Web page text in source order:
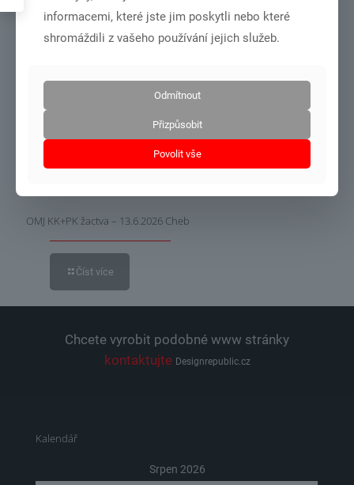
OMJ KK+PK žactva – 13.6.2026 Cheb
Číst více
Chcete vyrobit podobné www stránky
kontaktujte Designrepublic.cz
Kalendář
Srpen 2026
informacemi, které jste jim poskytli nebo které
shromáždili z vašeho používání jejich služeb.
Odmítnout
Přizpůsobit
Povolit vše